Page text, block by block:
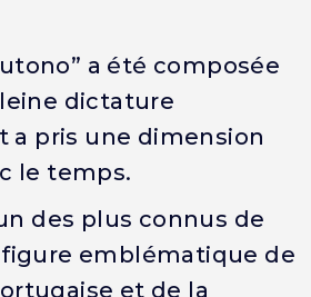
a été composée
dictature
a pris une dimension
le temps.
des plus connus de
figure emblématique de
et de la